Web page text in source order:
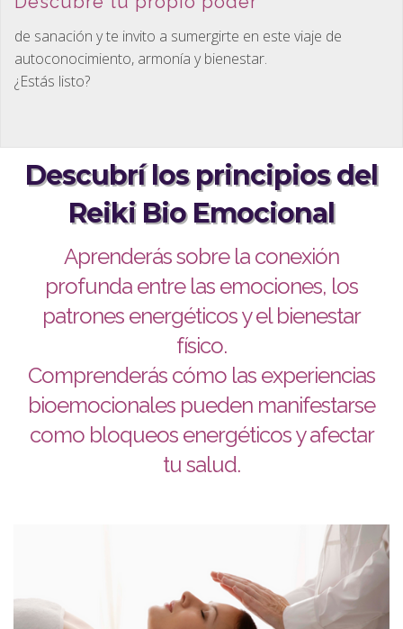
de sanación y te invito a sumergirte en este viaje de
autoconocimiento, armonía y bienestar.
¿Estás listo?
Descubrí los principios del
Reiki Bio Emocional
Aprenderás sobre la conexión
profunda entre las emociones, los
patrones energéticos y el bienestar
físico.
Comprenderás cómo las experiencias
bioemocionales pueden manifestarse
como bloqueos energéticos y afectar
tu salud.